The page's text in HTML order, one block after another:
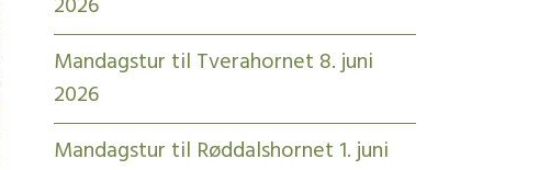
Mandagstur til Tverahornet 8. juni
2026
Mandagstur til Røddalshornet 1. juni